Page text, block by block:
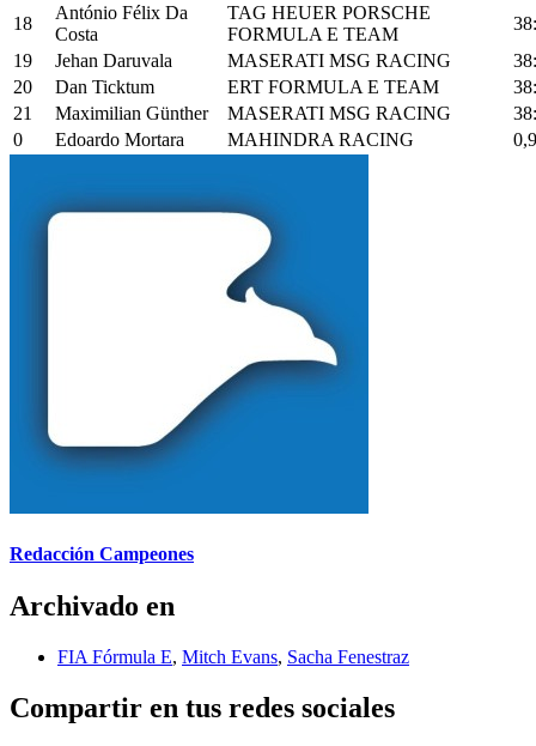
18
António Félix Da
Costa
TAG HEUER PORSCHE
FORMULA E TEAM
19
Jehan Daruvala MASERATI MSG RACING
20
Dan Ticktum ERT FORMULA E TEAM
21
Maximilian Günther MASERATI MSG RACING
0
Edoardo Mortara MAHINDRA RACING
Redacción Campeones
Archivado en
FIA Fórmula E, Mitch Evans, Sacha Fenestraz
Compartir en tus redes sociales